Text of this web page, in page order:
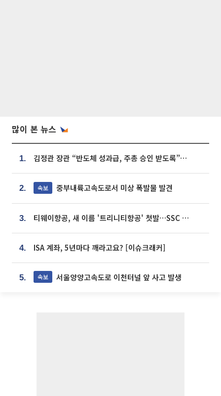
많이 본 뉴스
1. 김정관 장관 “반도체 성과급, 주총 승인 받도록”…상법·자본시장법 개정 시사
2. 속보 중부내륙고속도로서 미상 폭발물 발견
3. 티웨이항공, 새 이름 '트리니티항공' 첫발…SSC 전략 본격화
4. ISA 계좌, 5년마다 깨라고요? [이슈크래커]
5. 속보 서울양양고속도로 이천터널 앞 사고 발생